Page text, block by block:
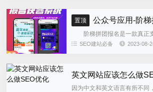
置顶 公众号应用-阶梯拼团报
阶梯拼团报名是一款真正支
全供应链商业模式，订单统计
SEO建站必备 2023-08-
英文网站应该怎么做
因为中文和英文语言有所不同